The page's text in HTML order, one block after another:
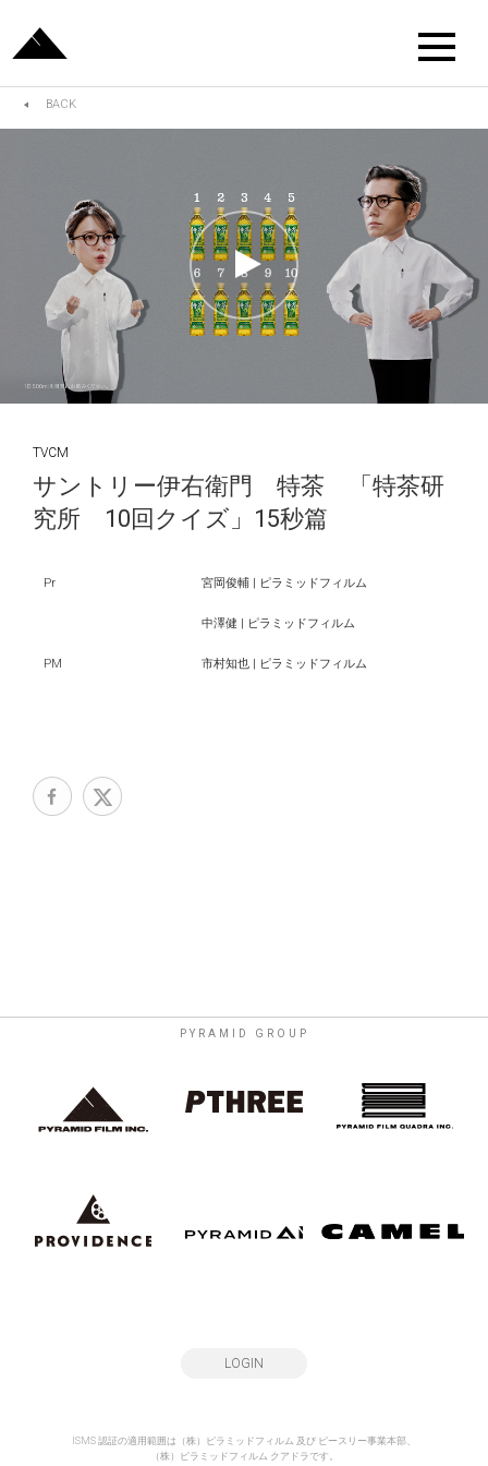
BACK
TVCM
サントリー伊右衛門 特茶 「特茶研
究所 10回クイズ」15秒篇
Pr 宮岡俊輔 | ピラミッドフィルム
中澤健 | ピラミッドフィルム
PM 市村知也 | ピラミッドフィルム
PYRAMID GROUP
LOGIN
ISMS 認証の適用範囲は（株）ピラミッドフィルム 及び ピースリー事業本部、
（株）ピラミッドフィルム クアドラです。